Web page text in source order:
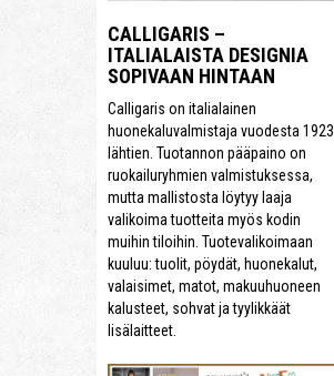
CALLIGARIS –
ITALIALAISTA DESIGNIA
SOPIVAAN HINTAAN
Calligaris on italialainen
huonekaluvalmistaja vuodesta 1923
lähtien. Tuotannon pääpaino on
ruokailuryhmien valmistuksessa,
mutta mallistosta löytyy laaja
valikoima tuotteita myös kodin
muihin tiloihin. Tuotevalikoimaan
kuuluu: tuolit, pöydät, huonekalut,
valaisimet, matot, makuuhuoneen
kalusteet, sohvat ja tyylikkäät
lisälaitteet.